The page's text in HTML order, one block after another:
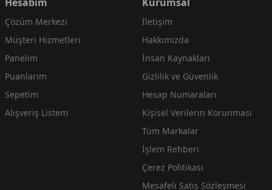
Çözüm Merkezi
Müşteri Hizmetleri
Panelim
Puanlarım
Sepetim
Alışveriş Listem
İletişim
Hakkımızda
İnsan Kaynakları
Gizlilik ve Güvenlik
Hesap Numaraları
Kişisel Verilerin Korunması
Tüm Markalar
İşlem Rehberi
Çerez Politikası
Mesafeli Satış Sözleşmesi